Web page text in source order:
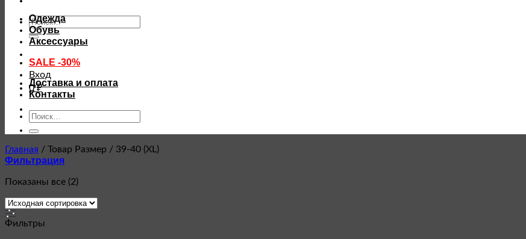
Искать:
Вход
0₽
Одежда
Обувь
Аксессуары
SALE -30%
Доставка и оплата
Контакты
Искать:
Главная / Товар Размер / 39-40 (XL)
Фильтрация
Показаны все (2)
Фильтры